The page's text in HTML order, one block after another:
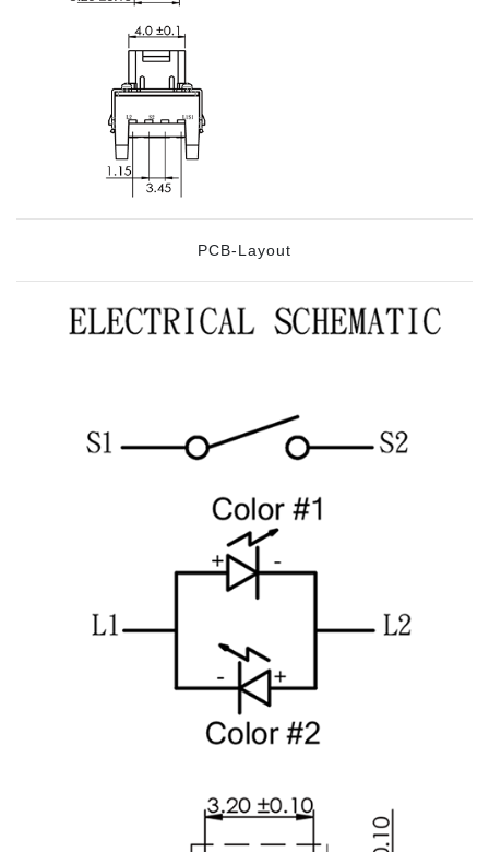
PCB-Layout